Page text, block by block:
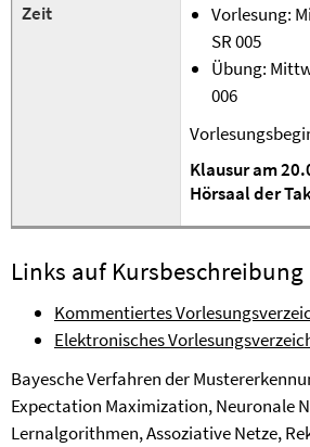
Zeit
Vorlesung:
SR 005
Übung:
006
Klausur am
Hörsaal der
Links auf Kursbeschreibung
Kommentiertes
Elektronisches
Bayesche Verfahren der
Expectation Maximization, Neuronale
Lernalgorithmen, Assoziative Netze,